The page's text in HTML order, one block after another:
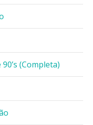
90’s (Completa)